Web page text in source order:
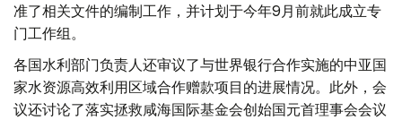
准了相关文件的编制工作，并计划于今年9月前就此成立专
门工作组。
各国水利部门负责人还审议了与世界银行合作实施的中亚国
家水资源高效利用区域合作赠款项目的进展情况。此外，会
议还讨论了落实拯救咸海国际基金会创始国元首理事会会议